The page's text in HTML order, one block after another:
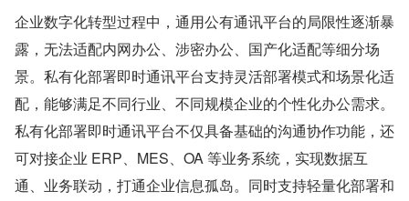
企业数字化转型过程中，通用公有通讯平台的局限性逐渐暴
露，无法适配内网办公、涉密办公、国产化适配等细分场
景。私有化部署即时通讯平台支持灵活部署模式和场景化适
配，能够满足不同行业、不同规模企业的个性化办公需求。
私有化部署即时通讯平台不仅具备基础的沟通协作功能，还
可对接企业 ERP、MES、OA 等业务系统，实现数据互
通、业务联动，打通企业信息孤岛。同时支持轻量化部署和